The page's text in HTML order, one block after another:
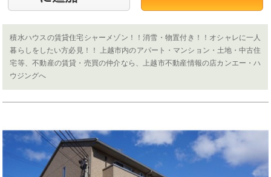
積水ハウスの賃貸住宅シャーメゾン！！消雪・物置付き！！オシャレに一人
暮らしをしたい方必見！！ 上越市内のアパート・マンション・土地・中古住
宅等、不動産の賃貸・売買の仲介なら、上越市不動産情報の店カンエー・ハ
ウジングへ